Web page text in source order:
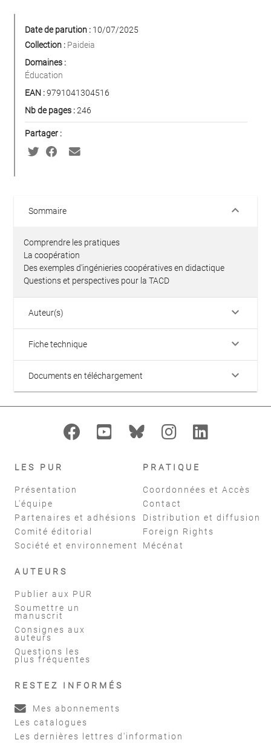
Date de parution : 10/07/2025
Collection : Paideia
Domaines :
Éducation
EAN :9791041304516
Nb de pages :246
Partager :
Sommaire keyboard_arrow_down
Comprendre les pratiques
La coopération
Des exemples d'ingénieries coopératives en didactique
Questions et perspectives pour la TACD
Auteur(s) keyboard_arrow_down
Fiche technique keyboard_arrow_down
Documents en téléchargement keyboard_arrow_down
LES PUR
Présentation
L'équipe
Partenaires et adhésions
Comité éditorial
Société et environnement
PRATIQUE
Coordonnées et Accès
Contact
Distribution et diffusion
Foreign Rights
Mécénat
AUTEURS
Publier aux PUR
Soumettre un
manuscrit
Consignes aux
auteurs
Questions les
plus fréquentes
RESTEZ INFORMÉS
Mes abonnements
Les catalogues
Les dernières lettres d'information